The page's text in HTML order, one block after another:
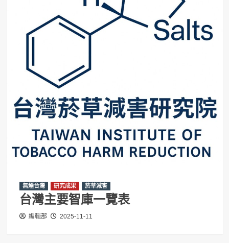
無煙台灣 研究成果 菸草減害
台灣主要智庫一覽表
編輯部 2025-11-11